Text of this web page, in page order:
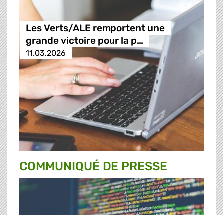
Les Verts/ALE remportent une
grande victoire pour la p…
11.03.2026
COMMUNIQUÉ DE PRESSE